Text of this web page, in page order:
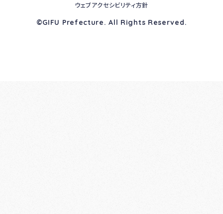
©GIFU Prefecture. All Rights Reserved.
ウェブアクセシビリティ方針